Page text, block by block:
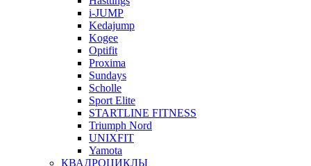
i-JUMP
Kedajump
Kogee
Optifit
Proxima
Sundays
Scholle
Sport Elite
STARTLINE FITNESS
Triumph Nord
UNIXFIT
Yamota
КВАДРОЦИКЛЫ